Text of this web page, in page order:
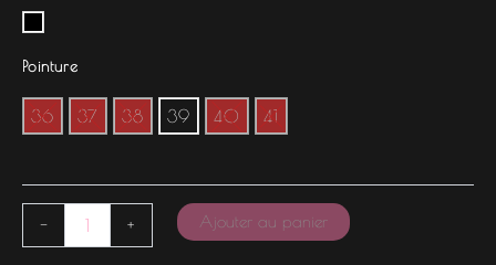
Pointure
36 37 38 39 40 41
- + Ajouter au panier